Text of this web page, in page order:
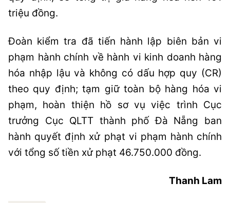
triệu đồng.
Đoàn kiểm tra đã tiến hành lập biên bản vi
phạm hành chính về hành vi kinh doanh hàng
hóa nhập lậu và không có dấu hợp quy (CR)
theo quy định; tạm giữ toàn bộ hàng hóa vi
phạm, hoàn thiện hồ sơ vụ việc trình Cục
trưởng Cục QLTT thành phố Đà Nẵng ban
hành quyết định xử phạt vi phạm hành chính
với tổng số tiền xử phạt 46.750.000 đồng.
Thanh Lam